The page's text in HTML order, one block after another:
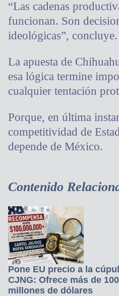
“Las cadenas
funcionan. Son
ideológicas”, concluye.
La apuesta de
esa lógica termine
cualquier tentación
Porque, en última
competitividad de
depende de México.
Contenido
Pone EU precio a la
CJNG: Ofrece más de 100
millones de dólares